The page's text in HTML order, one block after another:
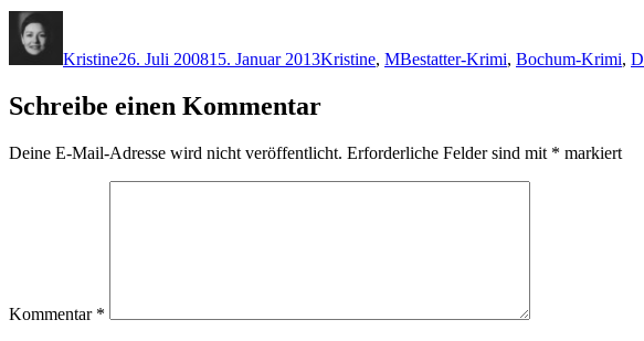
Kristine26. Juli 200815. Januar 2013Kristine, MBestatter-Krimi, Bochum-Krimi,
Schreibe einen Kommentar
Deine E-Mail-Adresse wird nicht veröffentlicht. Erforderliche Felder sind mit * markiert
Kommentar *